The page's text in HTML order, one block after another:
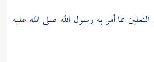
مما أمر به رسول الله صلى الله عليه